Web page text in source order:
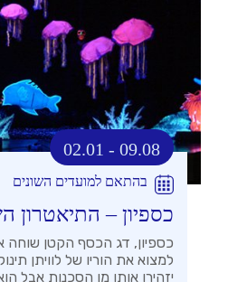
02.01 - 09.08
בהתאם למועדים השונים
כספיון – התיאטרון
כספיון, דג הכסף הקטן שוחה
למצוא את הוריו של לוויתן
יזהירו אותו מן הסכנות אבל